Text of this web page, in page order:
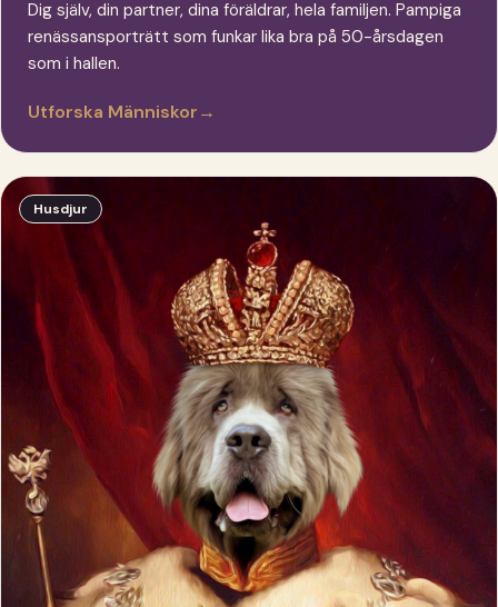
Dig själv, din partner, dina föräldrar, hela familjen. Pampiga
renässansporträtt som funkar lika bra på 50-årsdagen
som i hallen.
Utforska Människor→
Husdjur